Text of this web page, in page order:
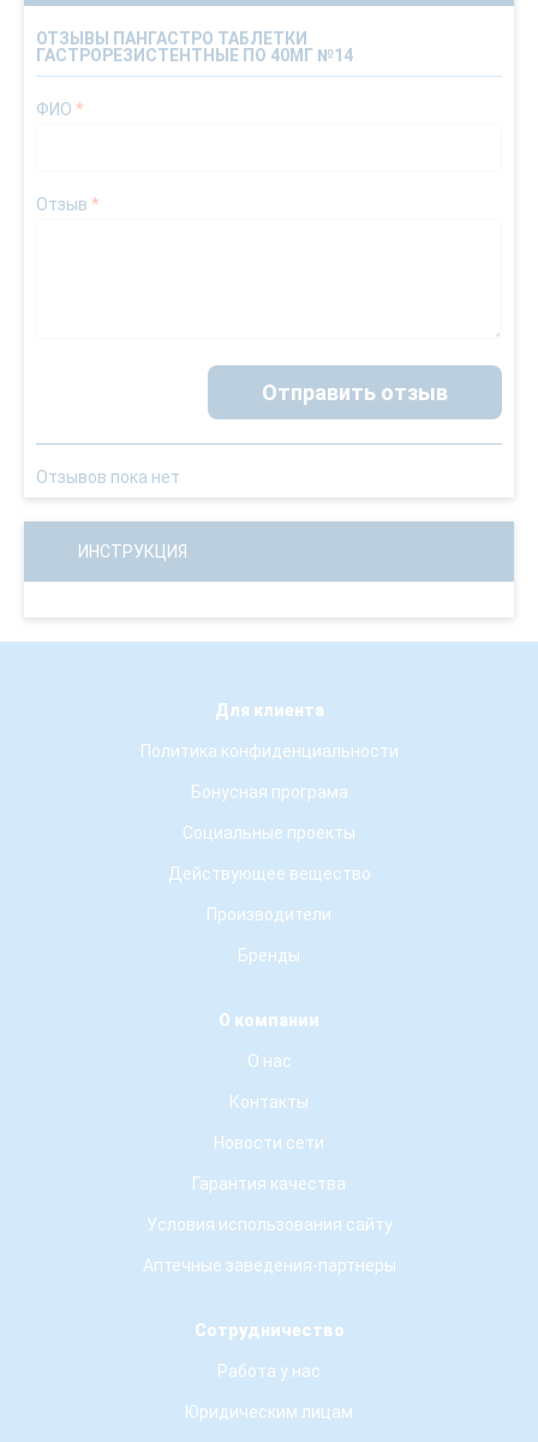
ОТЗЫВЫ ПАНГАСТРО ТАБЛЕТКИ
ГАСТРОРЕЗИСТЕНТНЫЕ ПО 40МГ №14
ФИО *
Отзыв *
Отправить отзыв
Отзывов пока нет
ИНСТРУКЦИЯ
Для клиента
Политика конфиденциальности
Бонусная програма
Социальные проекты
Действующее вещество
Производители
Бренды
О компании
О нас
Контакты
Новости сети
Гарантия качества
Условия использования сайту
Аптечные заведения-партнеры
Сотрудничество
Работа у нас
Юридическим лицам